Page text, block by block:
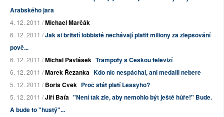
Arabského jara
4. 12. 2011 /Michael Marčák
6. 12. 2011 /Jak si britští lobbisté nechávají platit miliony za zlepšování
pově...
6. 12. 2011 /Michal Pavlásek Trampoty s Českou televizí
6. 12. 2011 /Marek Řezanka Kdo nic nespáchal, ani medaili nebere
5. 12. 2011 /Boris Cvek Proč stát platí Lessyho?
5. 12. 2011 /Jiří Baťa "Není tak zle, aby nemohlo být ještě hůře!" Bude.
A bude to "hustý"...